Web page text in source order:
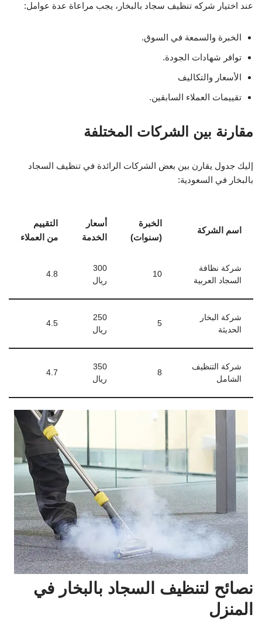
عند اختيار شركه تنظيف سجاد بالبخار، يجب مراعاة عدة عوامل:
الخبرة والسمعة في السوق.
توافر شهادات الجودة.
الأسعار والتكاليف
تقييمات العملاء السابقين.
مقارنة بين الشركات المختلفة
إليك جدول يقارن بين بعض الشركات الرائدة في تنظيف السجاد
بالبخار في السعودية:
اسم الشركة
الخبرة
(سنوات)
أسعار
الخدمة
التقييم
من العملاء
شركة نظافة
السجاد العربية
10
300
ريال
4.8
شركة البخار
الحديثة
5
250
ريال
4.5
شركة التنظيف
الشامل
8
350
ريال
4.7
نصائح لتنظيف السجاد بالبخار في
المنزل